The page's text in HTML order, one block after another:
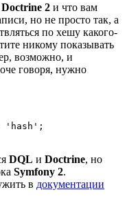
2 и что вам
но не просто так, а
по хешу какого-
никому показывать
возможно, и
говоря, нужно
'hash' ;
DQL и Doctrine, но
Symfony 2.
в документации